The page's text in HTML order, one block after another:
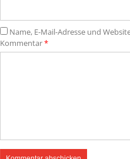
Name, E-Mail-Adresse und
Kommentar*